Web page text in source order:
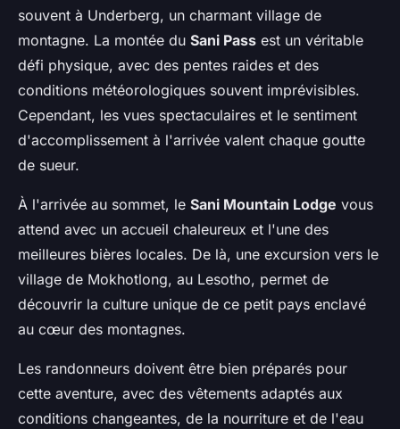
souvent à Underberg, un charmant village de
montagne. La montée du Sani Pass est un véritable
défi physique, avec des pentes raides et des
conditions météorologiques souvent imprévisibles.
Cependant, les vues spectaculaires et le sentiment
d'accomplissement à l'arrivée valent chaque goutte
de sueur.
À l'arrivée au sommet, le Sani Mountain Lodge vous
attend avec un accueil chaleureux et l'une des
meilleures bières locales. De là, une excursion vers le
village de Mokhotlong, au Lesotho, permet de
découvrir la culture unique de ce petit pays enclavé
au cœur des montagnes.
Les randonneurs doivent être bien préparés pour
cette aventure, avec des vêtements adaptés aux
conditions changeantes, de la nourriture et de l'eau